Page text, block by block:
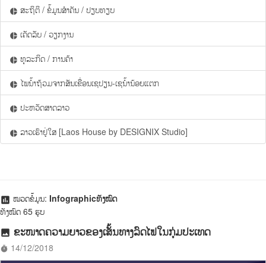
pie_chart ສະຖິຕິ / ຂໍ້ມູນສຳຄັນ / ປຽບທຽບ
pie_chart ເຄັດລັບ / ວຽກງານ
pie_chart ທຸລະກິດ / ການຄ້າ
pie_chart ໄພນ້ຳຖ້ວມຈາກສັນເຂື່ອນເຊປຽນ-ເຊນ້ຳນ້ອຍແຕກ
pie_chart ປະຫວັດສາດລາວ
pie_chart ລາວເຮົາຢູ່ໃສ [Laos House by DESIGNIX Studio]
assessment ໝວດຂໍ້ມູນ: Infographicທັງໝົດ
ທັງໝົດ 65 ຮູບ
photo ຂະໜາດຄວາມຍາວຂອງເສັ້ນທາງລົດໄຟໃນກຸ່ມປະເທດ
timer 14/12/2018